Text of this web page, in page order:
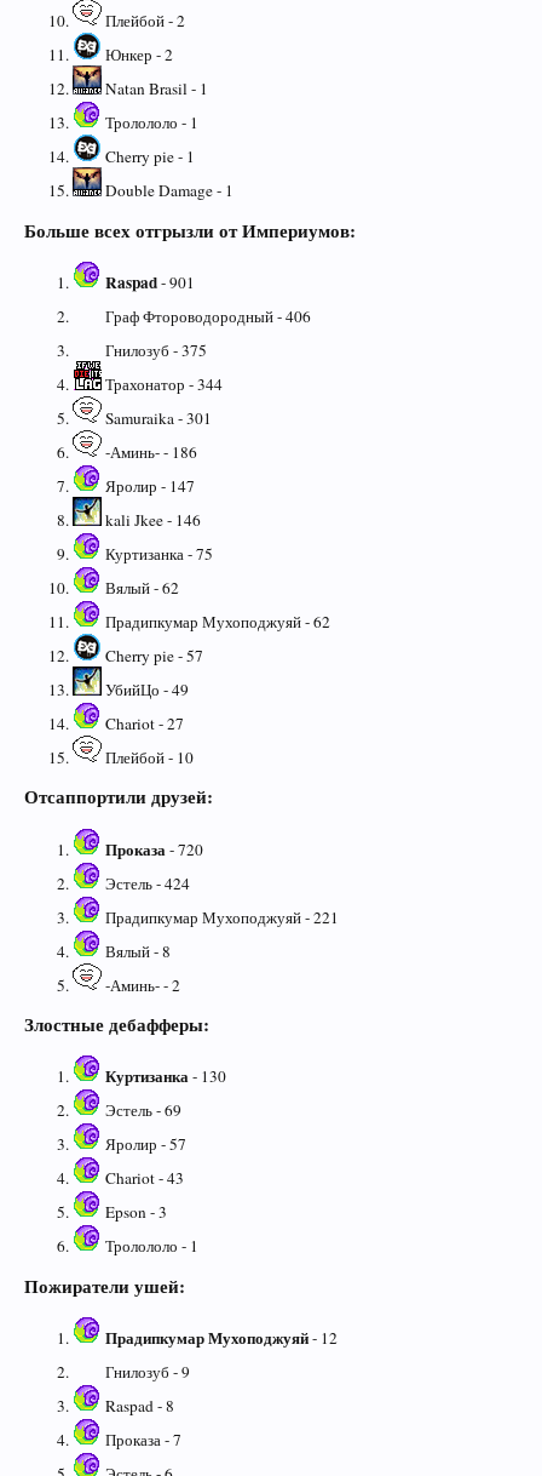
Плейбой - 2
Юнкер - 2
Natan Brasil - 1
Тролололо - 1
Cherry pie - 1
Double Damage - 1
Больше всех отгрызли от Империумов:
Raspad- 901
Граф Фтороводородный - 406
Гнилозуб - 375
Трахонатор - 344
Samuraika - 301
-Аминь- - 186
Яролир - 147
kali Jkee - 146
Куртизанка - 75
Вялый - 62
Прадипкумар Мухоподжуяй - 62
Cherry pie - 57
УбийЦо - 49
Chariot - 27
Плейбой - 10
Отсаппортили друзей:
Проказа- 720
Эстель - 424
Прадипкумар Мухоподжуяй - 221
Вялый - 8
-Аминь- - 2
Злостные дебафферы:
Куртизанка- 130
Эстель - 69
Яролир - 57
Chariot - 43
Epson - 3
Тролололо - 1
Пожиратели ушей:
Прадипкумар Мухоподжуяй- 12
Гнилозуб - 9
Raspad - 8
Проказа - 7